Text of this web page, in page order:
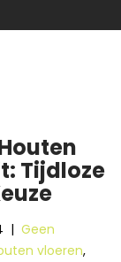
Tijdloze
|Geen
vloeren,